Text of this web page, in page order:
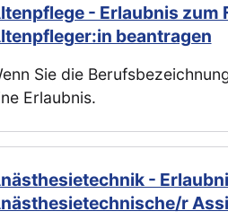
- Erlaubnis zum
beantragen
Sie die
Erlaubnis.
-
r